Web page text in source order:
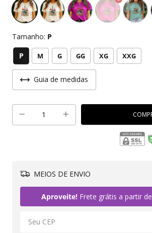
Tamanho: P
P M G GG XG XXG
Guia de medidas
MEIOS DE ENVIO
Aproveite!Frete grátis a partir de